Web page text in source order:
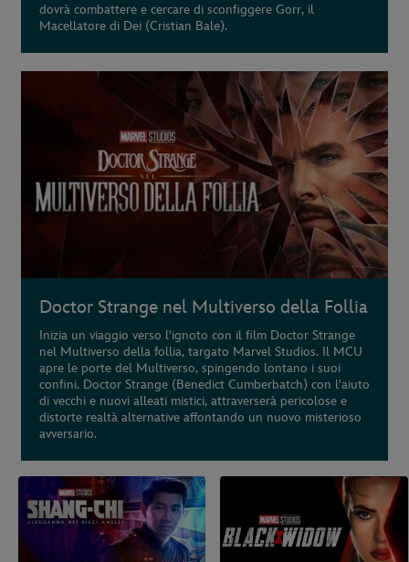
dovrà combattere e cercare di sconfiggere Gorr, il
Macellatore di Dei (Cristian Bale).
Doctor Strange nel Multiverso della Follia
Inizia un viaggio verso l'ignoto con il film Doctor Strange
nel Multiverso della follia, targato Marvel Studios. Il MCU
apre le porte del Multiverso, spingendo lontano i suoi
confini. Doctor Strange (Benedict Cumberbatch) con l'aiuto
di vecchi e nuovi alleati mistici, attraverserà pericolose e
distorte realtà alternative affontando un nuovo misterioso
avversario.